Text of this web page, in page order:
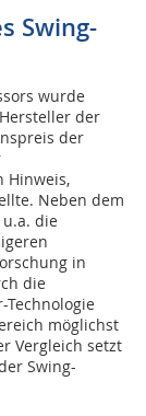
Swing-
wurde
der
der
Hinweis,
Neben dem
die
in
die
möglichst
Vergleich setzt
Swing-